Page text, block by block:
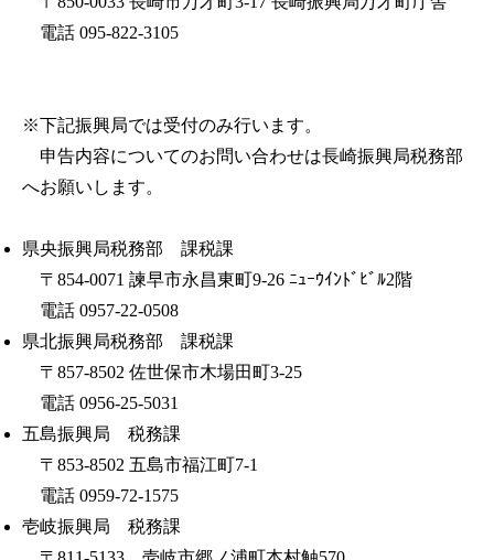
電話 095-822-3105
※下記振興局では受付のみ行います。
申告内容についてのお問い合わせは長崎振興局税務部
へお願いします。
県央振興局税務部 課税課
〒854-0071 諫早市永昌東町9-26 ﾆｭｰｳｲﾝﾄﾞﾋﾞﾙ2階
電話 0957-22-0508
県北振興局税務部 課税課
〒857-8502 佐世保市木場田町3-25
電話 0956-25-5031
五島振興局 税務課
〒853-8502 五島市福江町7-1
電話 0959-72-1575
壱岐振興局 税務課